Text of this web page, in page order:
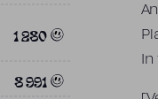
1 280
8 991